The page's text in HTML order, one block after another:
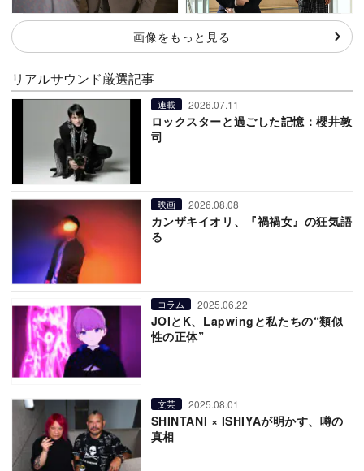
画像をもっと見る
リアルサウンド厳選記事
連載 2026.07.11
ロックスターと過ごした記憶：櫻井敦
司
映画 2026.08.08
カンザキイオリ、『禍禍女』の狂気語
る
コラム 2025.06.22
JOIとK、Lapwingと私たちの“類似
性の正体”
文芸 2025.08.01
SHINTANI × ISHIYAが明かす、噂の
真相